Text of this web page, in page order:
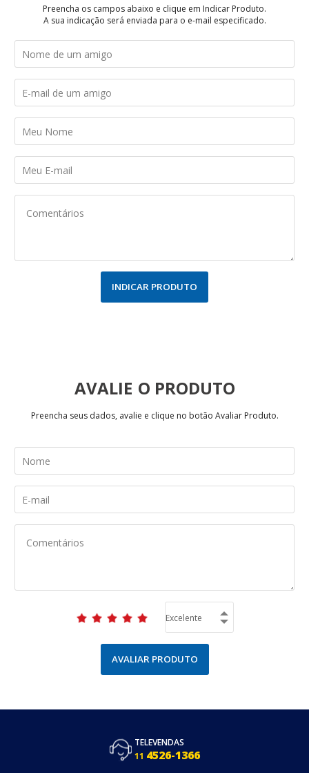
Preencha os campos abaixo e clique em Indicar Produto.
A sua indicação será enviada para o e-mail especificado.
INDICAR PRODUTO
AVALIE
Preencha seus dados, avalie e clique no botão Avaliar Produto.
AVALIAR PRODUTO
TELEVENDAS
11 4526-1366